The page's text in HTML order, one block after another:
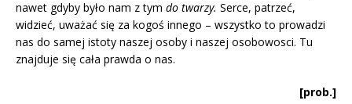
nawet gdyby było nam z tym do twarzy. Serce, patrzeć,
widzieć, uważać się za kogoś innego – wszystko to prowadzi
nas do samej istoty naszej osoby i naszej osobowosci. Tu
znajduje się cała prawda o nas.
[prob.]